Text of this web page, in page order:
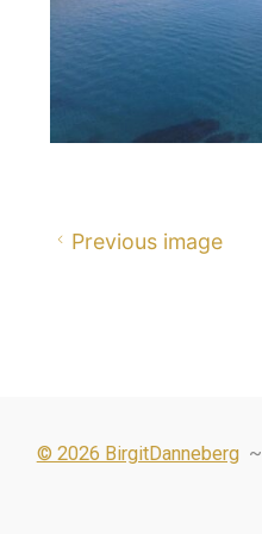
Previous image
© 2026 BirgitDanneberg~